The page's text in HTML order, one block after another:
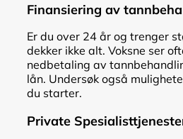
Finansiering av
Er du over 24 år og trenger
dekker ikke alt. Voksne ser
nedbetaling av
lån. Undersøk også
du starter.
Private